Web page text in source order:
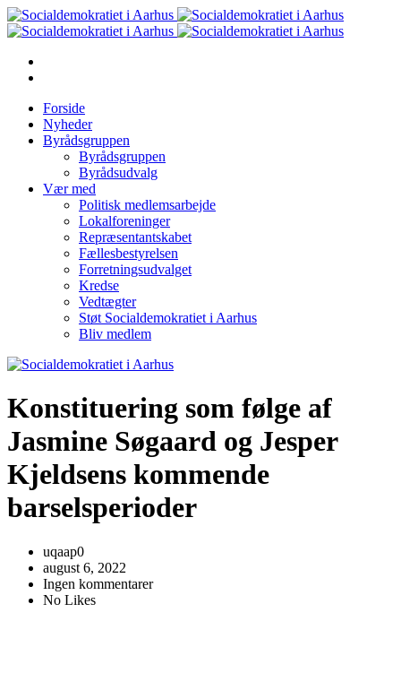
Forside
Nyheder
Byrådsgruppen
Byrådsgruppen
Byrådsudvalg
Vær med
Politisk medlemsarbejde
Lokalforeninger
Repræsentantskabet
Fællesbestyrelsen
Forretningsudvalget
Kredse
Vedtægter
Støt Socialdemokratiet i Aarhus
Bliv medlem
Konstituering som følge af
Jasmine Søgaard og Jesper
Kjeldsens kommende
barselsperioder
uqaap0
august 6, 2022
Ingen kommentarer
No Likes